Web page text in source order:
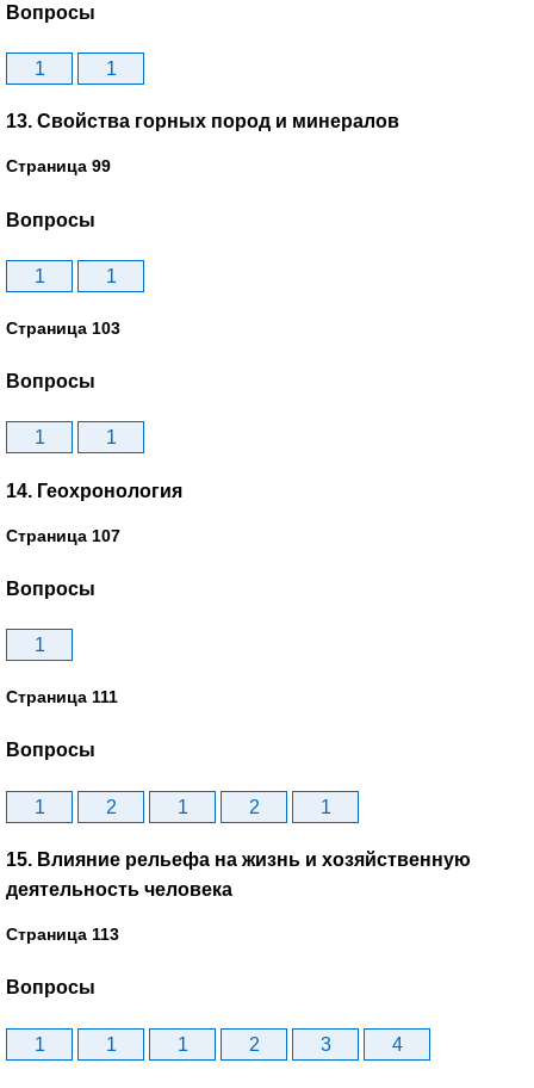
Вопросы
1 1
13. Свойства горных пород и минералов
Страница 99
Вопросы
1 1
Страница 103
Вопросы
1 1
14. Геохронология
Страница 107
Вопросы
1
Страница 111
Вопросы
1 2 1 2 1
15. Влияние рельефа на жизнь и хозяйственную
деятельность человека
Страница 113
Вопросы
1 1 1 2 3 4